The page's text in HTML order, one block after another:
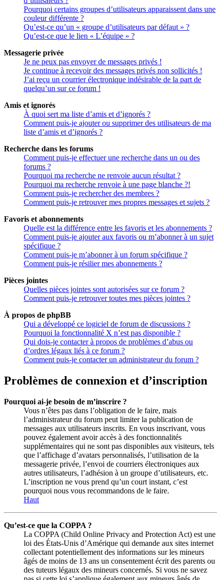
Pourquoi certains groupes d’utilisateurs apparaissent dans une
couleur différente ?
Qu’est-ce qu’un « groupe d’utilisateurs par défaut » ?
Qu’est-ce que le lien « L’équipe » ?
Messagerie privée
Je ne peux pas envoyer de messages privés !
Je continue à recevoir des messages privés non sollicités !
J’ai reçu un courrier électronique indésirable de la part de
quelqu’un sur ce forum !
Amis et ignorés
À quoi sert ma liste d’amis et d’ignorés ?
Comment puis-je ajouter ou supprimer des utilisateurs de ma
liste d’amis et d’ignorés ?
Recherche dans les forums
Comment puis-je effectuer une recherche dans un ou des
forums ?
Pourquoi ma recherche ne renvoie aucun résultat ?
Pourquoi ma recherche renvoie à une page blanche ?!
Comment puis-je rechercher des membres ?
Comment puis-je retrouver mes propres messages et sujets ?
Favoris et abonnements
Quelle est la différence entre les favoris et les abonnements ?
Comment puis-je ajouter aux favoris ou m’abonner à un sujet
spécifique ?
Comment puis-je m’abonner à un forum spécifique ?
Comment puis-je résilier mes abonnements ?
Pièces jointes
Quelles pièces jointes sont autorisées sur ce forum ?
Comment puis-je retrouver toutes mes pièces jointes ?
À propos de phpBB
Qui a développé ce logiciel de forum de discussions ?
Pourquoi la fonctionnalité X n’est pas disponible ?
Qui dois-je contacter à propos de problèmes d’abus ou
d’ordres légaux liés à ce forum ?
Comment puis-je contacter un administrateur du forum ?
Problèmes de connexion et d’inscription
Pourquoi ai-je besoin de m’inscrire ?
Vous n’êtes pas dans l’obligation de le faire, mais
l’administrateur du forum peut limiter la publication de
messages aux utilisateurs inscrits. En vous inscrivant, vous
pouvez également avoir accès à des fonctionnalités
supplémentaires qui ne sont pas disponibles aux visiteurs, tels
que l’affichage d’avatars personnalisés, l’utilisation de la
messagerie privée, l’envoi de courriers électroniques aux
autres utilisateurs, l’adhésion à un groupe d’utilisateurs, etc.
L’inscription ne vous prend qu’un court instant, c’est
pourquoi nous vous recommandons de le faire.
Haut
Qu’est-ce que la COPPA ?
La COPPA (Child Online Privacy and Protection Act) est une
loi des États-Unis d’Amérique qui demande aux sites internet
collectant potentiellement des informations sur les mineurs
âgés de moins de 13 ans un consentement écrit des parents ou
des tuteurs légaux des mineurs concernés. Si vous ne savez